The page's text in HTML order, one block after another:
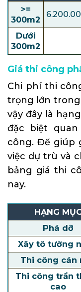
>=
300m2
Dưới
300m2
Giá thi công
Chi phí thi
trọng lớn trong
vậy đây là
đặc biệt
công. Để giúp
việc dự trù và
bảng giá thi
nay.
HẠNG
Phá dỡ
Xây tô tường
Thi công cán
Thi công trần
cao